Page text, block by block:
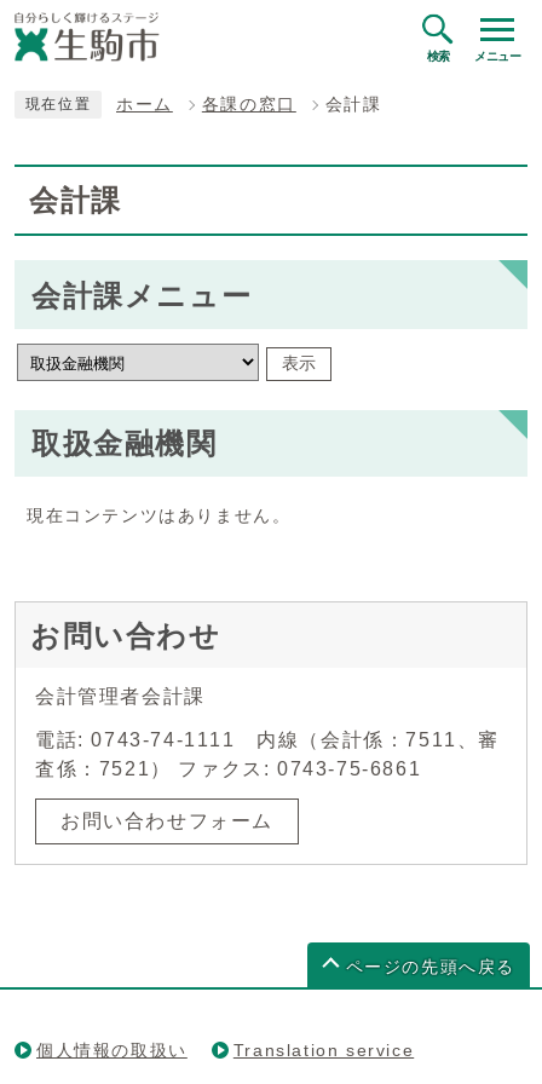
検索 メニュー
現在位置 ホーム 各課の窓口 会計課
会計課
会計課メニュー
表示
取扱金融機関
現在コンテンツはありません。
お問い合わせ
会計管理者会計課
電話: 0743-74-1111 内線（会計係：7511、審
査係：7521） ファクス: 0743-75-6861
お問い合わせフォーム
ページの先頭へ戻る
個人情報の取扱い Translation service